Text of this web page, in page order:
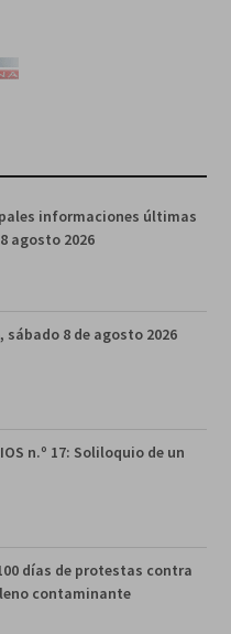
informaciones últimas
agosto 2026
sábado 8 de agosto 2026
n.º 17: Soliloquio de un
días de protestas contra
contaminante